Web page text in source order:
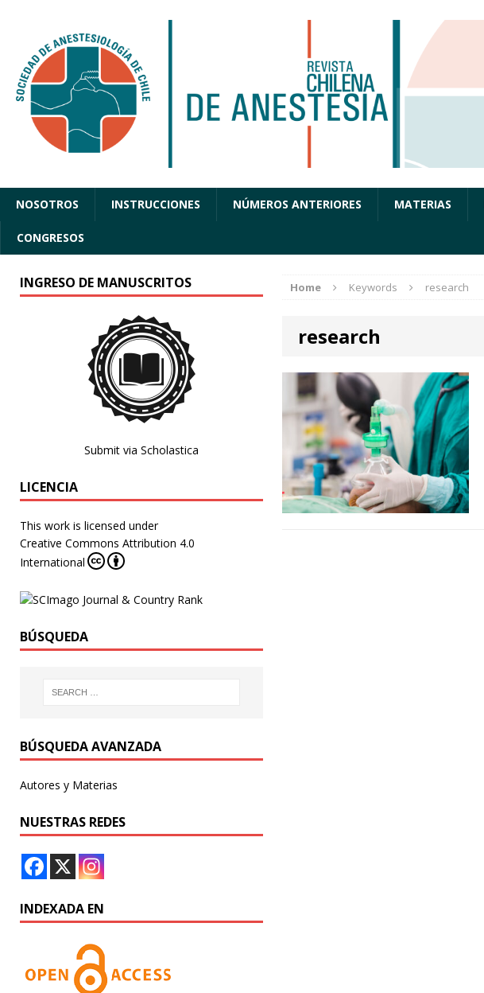
NOSOTROS INSTRUCCIONES NÚMEROS ANTERIORES MATERIAS
CONGRESOS
Home Keywords research
research
INGRESO DE MANUSCRITOS
Submit via Scholastica
LICENCIA
This work is licensed under
Creative Commons Attribution 4.0
International
BÚSQUEDA
BÚSQUEDA AVANZADA
Autores y Materias
NUESTRAS REDES
INDEXADA EN